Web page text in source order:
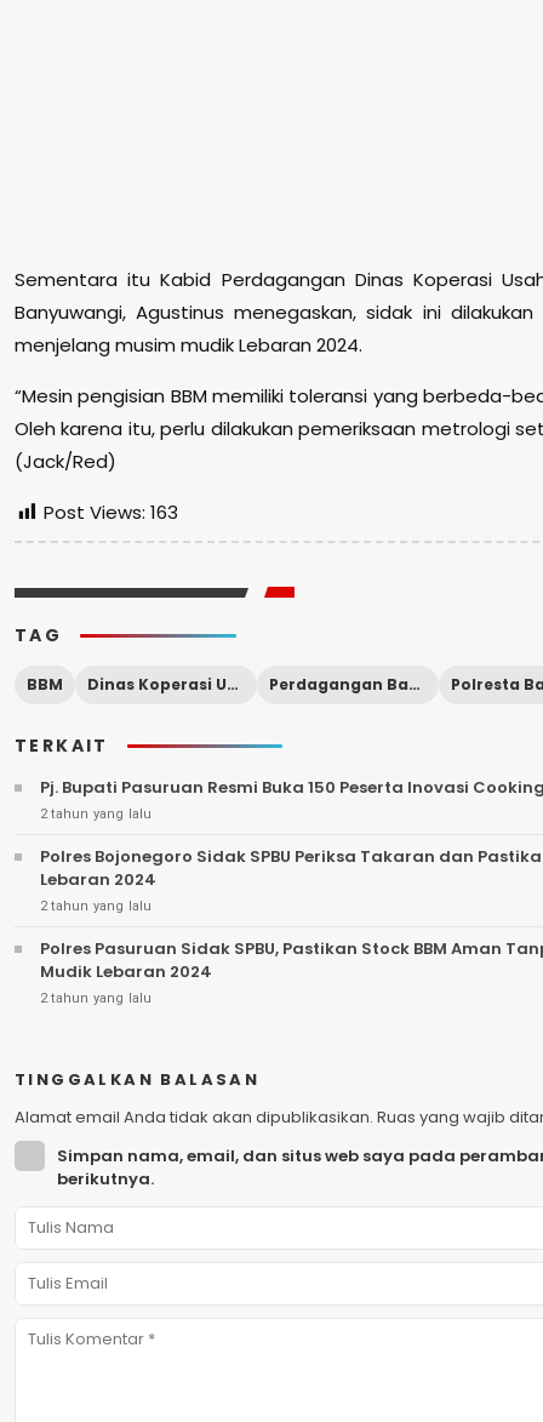
Sementara itu Kabid Perdagangan Dinas Koperasi
Banyuwangi, Agustinus menegaskan, sidak ini
menjelang musim mudik Lebaran 2024.
“Mesin pengisian BBM memiliki toleransi yang berbeda-
Oleh karena itu, perlu dilakukan pemeriksaan metrologi
(Jack/Red)
Post Views: 163
TAG
BBM Dinas Koperasi Usaha Mikro Perdagangan Banyuwangi
TERKAIT
Pj. Bupati Pasuruan Resmi Buka 150 Peserta Inovasi
2 tahun yang lalu
Polres Bojonegoro Sidak SPBU Periksa Takaran dan
Lebaran 2024
2 tahun yang lalu
Polres Pasuruan Sidak SPBU, Pastikan Stock BBM Aman
Mudik Lebaran 2024
2 tahun yang lalu
TINGGALKAN BALASAN
Alamat email Anda tidak akan dipublikasikan. Ruas yang wajib
Simpan nama, email, dan situs web saya pada
berikutnya.